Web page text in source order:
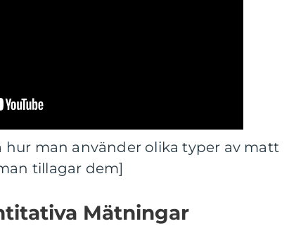
hur man använder olika typer av matt
tillagar dem]
Mätningar